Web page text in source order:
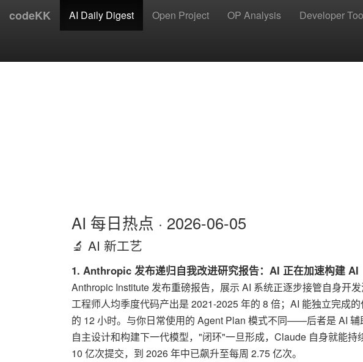
codeKK AI Daily Digest Open Project OP Analysis Developer
AI 每日热点 · 2026-06-05
🔬 AI 新工艺
1. Anthropic 发布递归自我改进研究报告：AI 正在加速构建 AI
Anthropic Institute 发布重磅报告，展示 AI 系统正逐步接管自身开
工程师人均季度代码产出是 2021-2025 年的 8 倍；AI 能独立完成
的 12 小时。与你日常使用的 Agent Plan 模式不同——后者是 AI
自主设计和构建下一代模型，"闭环"一旦形成，Claude 自身就能
10 亿次提交，到 2026 年中已飙升至每周 2.75 亿次。